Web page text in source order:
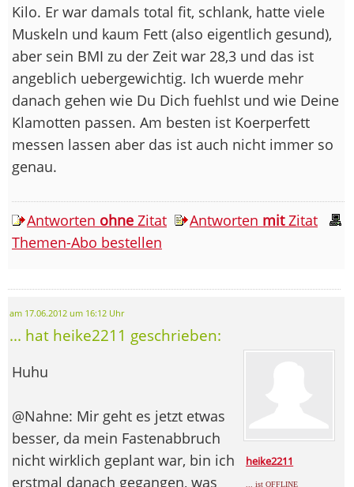
Kilo. Er war damals total fit, schlank, hatte viele
Muskeln und kaum Fett (also eigentlich gesund),
aber sein BMI zu der Zeit war 28,3 und das ist
angeblich uebergewichtig. Ich wuerde mehr
danach gehen wie Du Dich fuehlst und wie Deine
Klamotten passen. Am besten ist Koerperfett
messen lassen aber das ist auch nicht immer so
genau.
Antworten ohne Zitat Antworten mitZitat
Themen-Abo bestellen
am 17.06.2012 um 16:12 Uhr
... hat heike2211 geschrieben:
heike2211
... ist OFFLINE
Huhu
@Nahne: Mir geht es jetzt etwas
besser, da mein Fastenabbruch
nicht wirklich geplant war, bin ich
erstmal danach gegangen, was